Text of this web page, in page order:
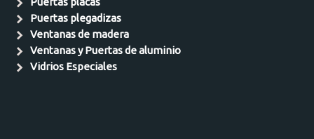
Puertas plegadizas
Ventanas de madera
Ventanas y Puertas de aluminio
Vidrios Especiales